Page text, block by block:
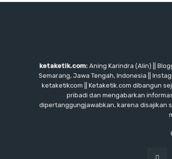
ketaketik.com: Aning Karindra (Alin) ||
Semarang, Jawa Tengah, Indonesia ||
ketaketikcom || Ketaketik.com dibangun
pribadi dan mengabarkan
dipertanggungjawabkan, karena disajikan